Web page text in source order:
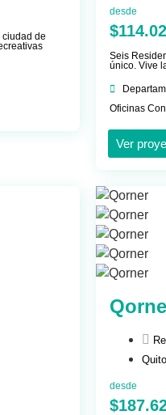
ciudad de
desde
Seis
único. Vive
Oficinas
Ver
Quito
desde